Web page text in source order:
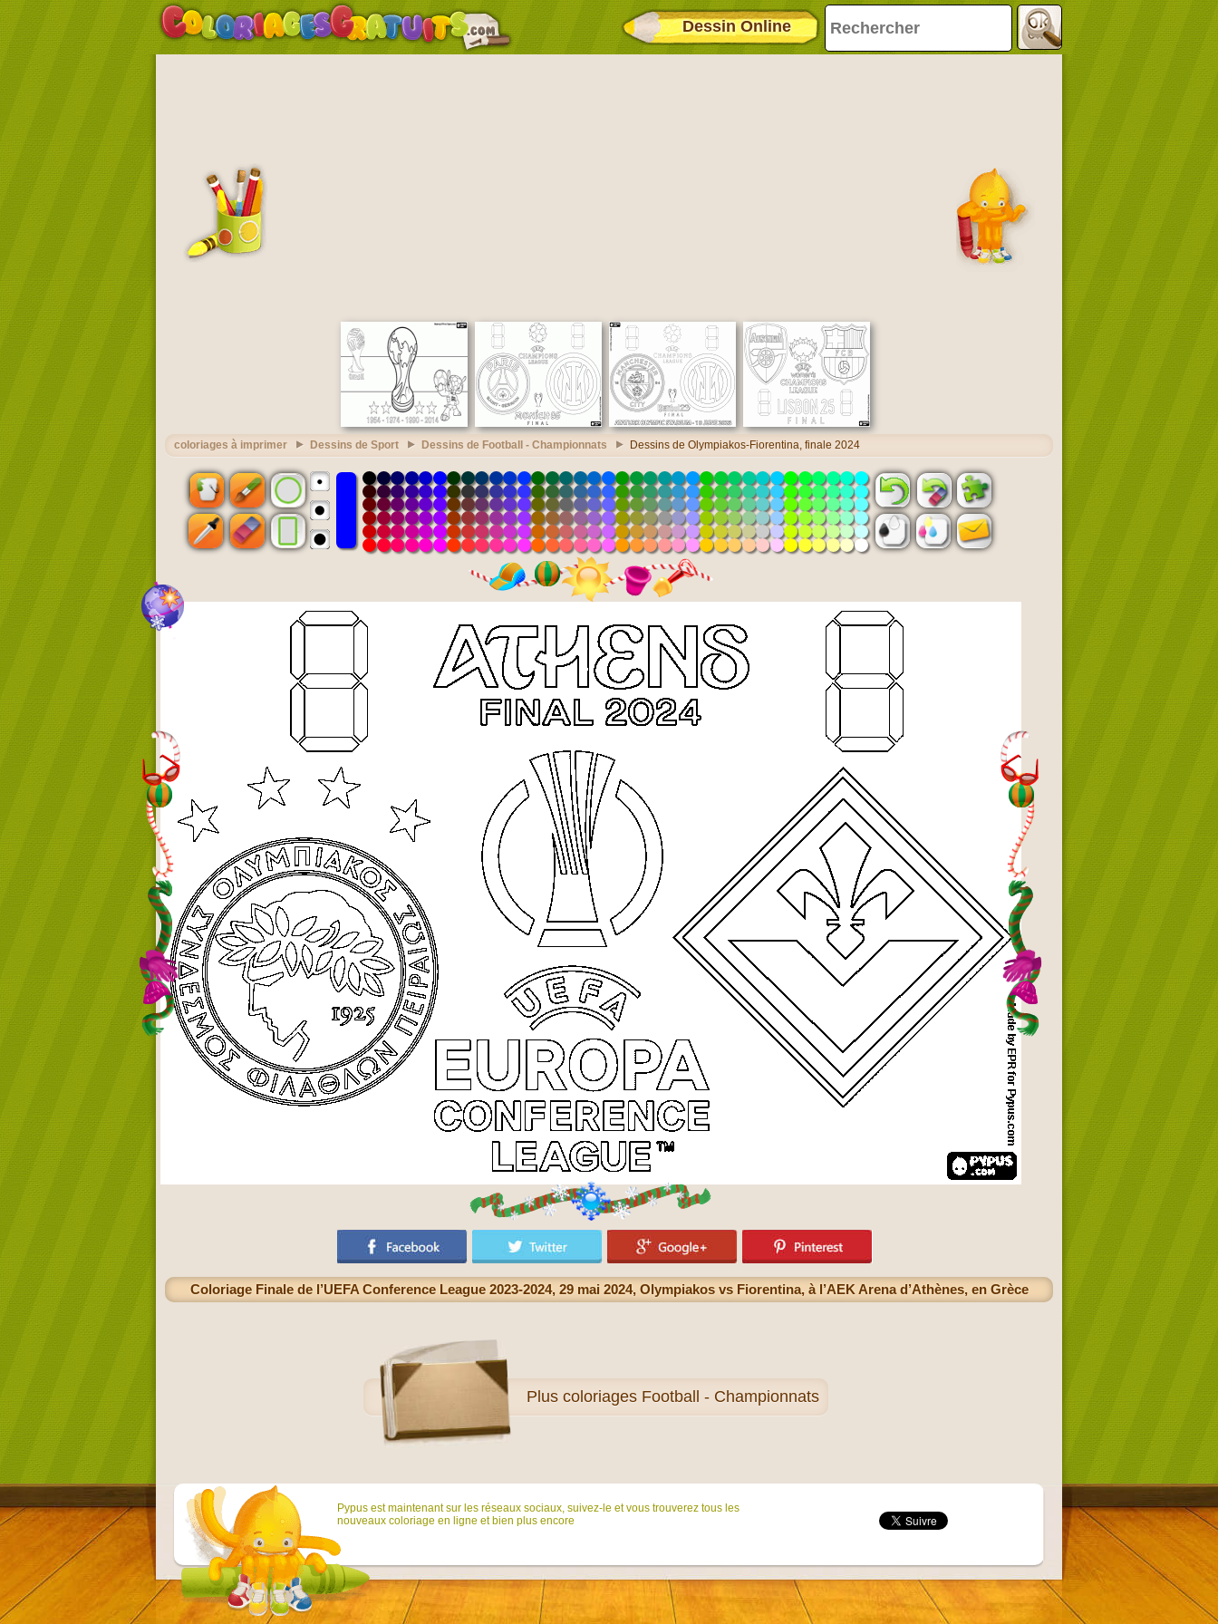
Dessin Online
coloriages à imprimer Dessins de Sport Dessins de Football - Championnats Dessins de Olympiakos-Fiorentina, finale 2024
Coloriage Finale de l’UEFA Conference League 2023-2024, 29 mai 2024, Olympiakos vs Fiorentina, à l’AEK Arena d’Athènes, en Grèce
Plus coloriages Football - Championnats
Pypus est maintenant sur ​​les réseaux sociaux, suivez-le et vous trouverez tous les
nouveaux coloriage en ligne et bien plus encore